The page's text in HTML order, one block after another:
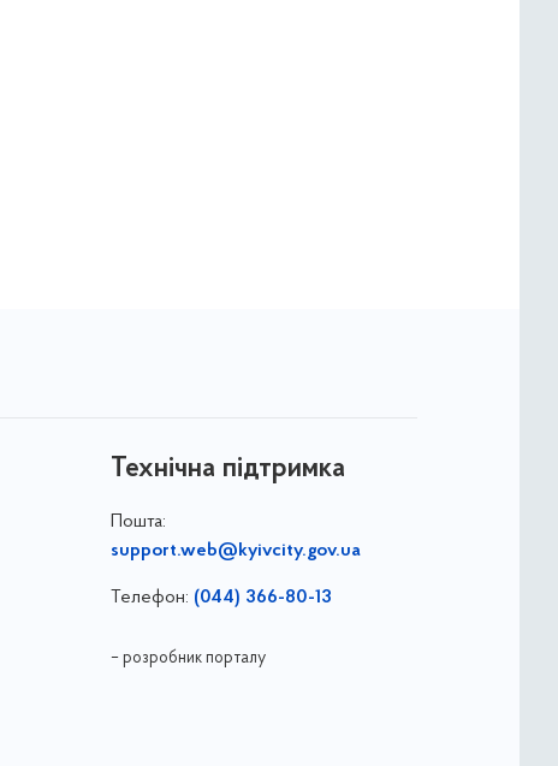
Технічна підтримка
Пошта:
support.web@kyivcity.gov.ua
Телефон: (044) 366-80-13
– розробник порталу